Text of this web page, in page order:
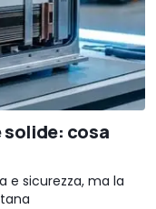
solide: cosa
e sicurezza, ma la